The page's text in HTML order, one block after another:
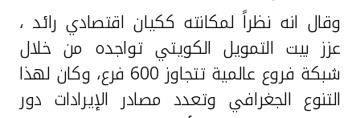
وقال انه نظراً لمكانته ككيان اقتصادي رائد ،
عزز بيت التمويل الكويتي تواجده من خلال
شبكة فروع عالمية تتجاوز 600 فرع، وكان لهذا
التنوع الجغرافي وتعدد مصادر الإيرادات دور